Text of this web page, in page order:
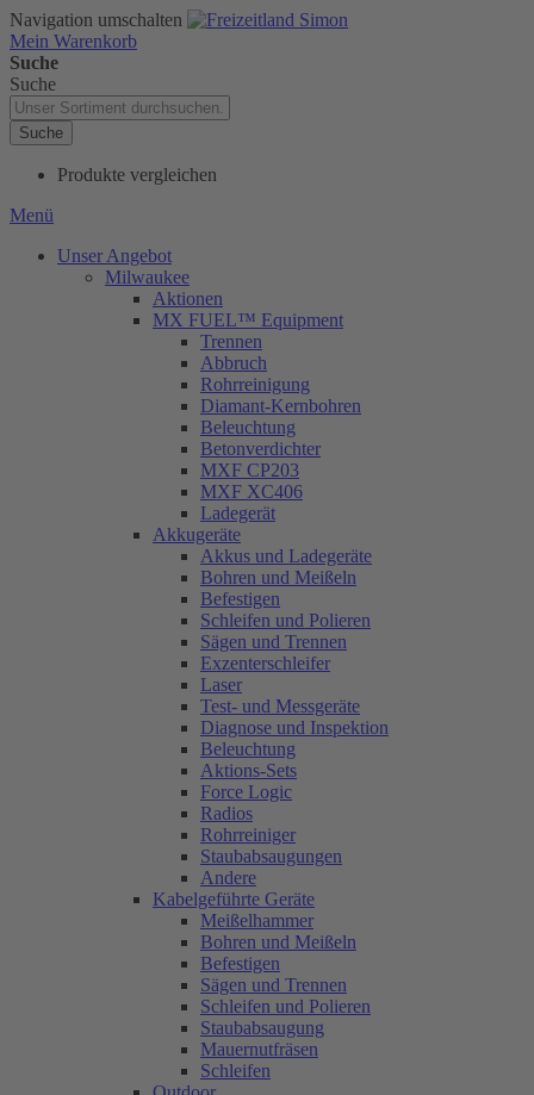
Navigation umschalten
Mein Warenkorb
Suche
Suche
Suche
Produkte vergleichen
Menü
Unser Angebot
Milwaukee
Aktionen
MX FUEL™ Equipment
Trennen
Abbruch
Rohrreinigung
Diamant-Kernbohren
Beleuchtung
Betonverdichter
MXF CP203
MXF XC406
Ladegerät
Akkugeräte
Akkus und Ladegeräte
Bohren und Meißeln
Befestigen
Schleifen und Polieren
Sägen und Trennen
Exzenterschleifer
Laser
Test- und Messgeräte
Diagnose und Inspektion
Beleuchtung
Aktions-Sets
Force Logic
Radios
Rohrreiniger
Staubabsaugungen
Andere
Kabelgeführte Geräte
Meißelhammer
Bohren und Meißeln
Befestigen
Sägen und Trennen
Schleifen und Polieren
Staubabsaugung
Mauernutfräsen
Schleifen